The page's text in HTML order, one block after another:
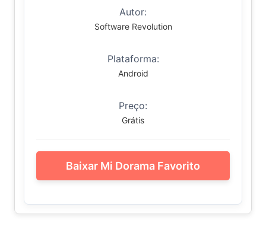
Autor:
Software Revolution
Plataforma:
Android
Preço:
Grátis
Baixar Mi Dorama Favorito